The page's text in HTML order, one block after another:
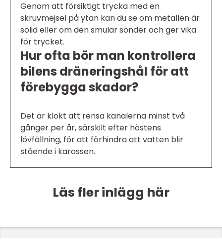
Genom att försiktigt trycka med en
skruvmejsel på ytan kan du se om metallen är
solid eller om den smular sönder och ger vika
för trycket.
Hur ofta bör man kontrollera
bilens dräneringshål för att
förebygga skador?
Det är klokt att rensa kanalerna minst två
gånger per år, särskilt efter höstens
lövfällning, för att förhindra att vatten blir
stående i karossen.
Läs fler inlägg här